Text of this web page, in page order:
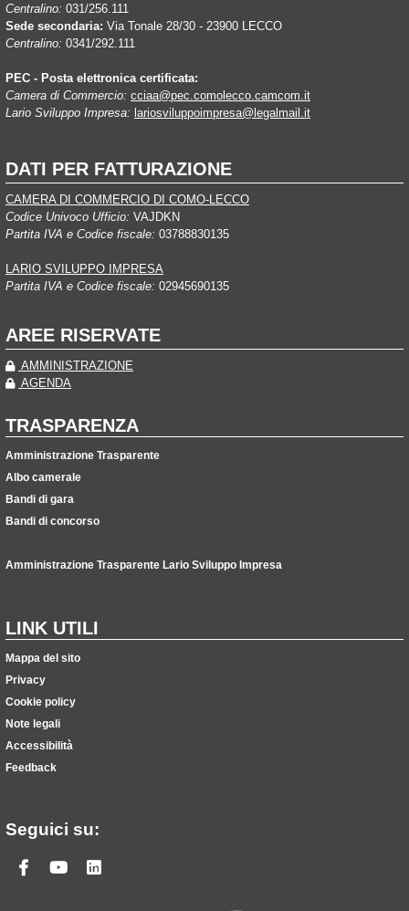
Centralino: 031/256.111
Sede secondaria: Via Tonale 28/30 - 23900 LECCO
Centralino: 0341/292.111
PEC - Posta elettronica certificata:
Camera di Commercio: cciaa@pec.comolecco.camcom.it
Lario Sviluppo Impresa: lariosviluppoimpresa@legalmail.it
DATI PER FATTURAZIONE
CAMERA DI COMMERCIO DI COMO-LECCO
Codice Univoco Ufficio: VAJDKN
Partita IVA e Codice fiscale: 03788830135
LARIO SVILUPPO IMPRESA
Partita IVA e Codice fiscale: 02945690135
AREE RISERVATE
AMMINISTRAZIONE
AGENDA
TRASPARENZA
Amministrazione Trasparente
Albo camerale
Bandi di gara
Bandi di concorso
Amministrazione Trasparente Lario Sviluppo Impresa
LINK UTILI
Mappa del sito
Privacy
Cookie policy
Note legali
Accessibilità
Feedback
Seguici su:
Facebook
Youtube